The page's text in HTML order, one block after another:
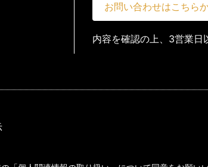
お問い合わせはこちら
内容を確認の上、3営業日